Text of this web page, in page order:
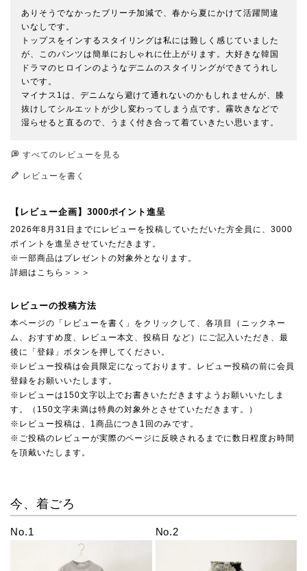
ありそうでなかったブリーチ加減で、春から夏にかけて活躍間違
いなしです。
トップスをインするスタイリングは私には難しく感じていました
が、このパンツは簡単におしゃれに仕上がります。大好きな韓国
ドラマのヒロインのようなデニムのスタイリングができてうれし
いです。
マイナス1は、デニムなら避けて通れないのかもしれませんが、膝
抜けしてシルエットが少し変わってしまう点です。霧吹きなどで
湿らせると直るので、うまく付き合って着ていきたい思います。
すべてのレビューを見る
レビューを書く
【レビュー企画】3000ポイント進呈
2026年8月31日までにレビューを投稿していただいた方全員に、3000
ポイントを進呈させていただきます。
※一部商品はプレゼントの対象外となります。
詳細はこちら＞＞＞
レビューの投稿方法
本ページの「レビューを書く」をクリックして、各項目（ニックネー
ム、おすすめ度、レビュー本文、投稿日 など）にご記入いただき、最
後に「登録」ボタンを押してください。
※レビュー投稿は会員限定になっております。レビュー投稿の前に会員
登録をお願いいたします。
※レビューは150文字以上でお書きいただきますようお願いいたしま
す。（150文字未満は特典の対象外とさせていただきます。）
※レビュー投稿は、1商品につき1回のみです。
※ご投稿のレビューが実際のページに反映されるまでに数日程度お時間
を頂戴いたします。
今、着ごろ
No.1 No.2